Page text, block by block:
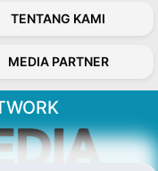
TENTANG KAMI
MEDIA PARTNER